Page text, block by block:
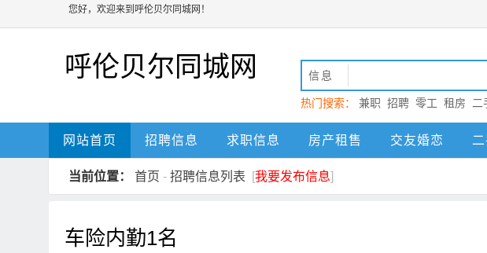
您好，欢迎来到呼伦贝尔同城网！
呼伦贝尔同城网 信息
热门搜索： 兼职 招聘 零工 租房 二
动 呼伦贝尔
网站首页 招聘信息 求职信息 房产租售 交友婚恋
当前位置： 首页 - 招聘信息列表 [我要发布信息]
车险内勤1名